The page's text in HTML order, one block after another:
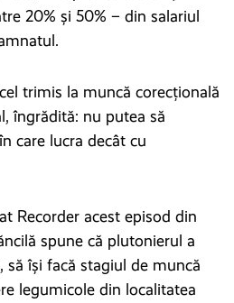
20% și 50% – din salariul
trimis la muncă corecțională
îngrădită: nu putea să
care lucra decât cu
Recorder acest episod din
spune că plutonierul a
să își facă stagiul de muncă
legumicole din localitatea